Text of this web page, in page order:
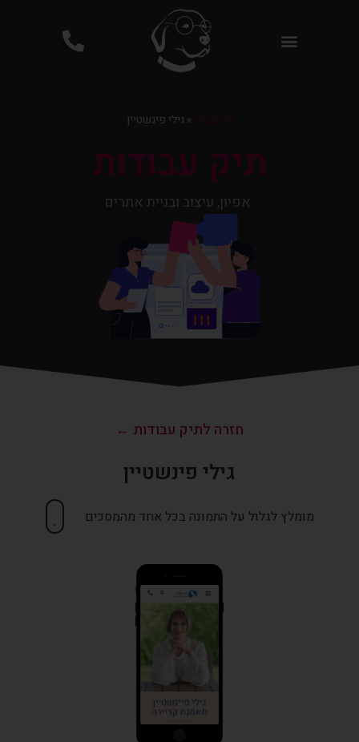
דף הבית» גילי פינשטיין
תיק עבודות
אפיון, עיצוב ובניית אתרים
חזרה לתיק עבודות ←
גילי פינשטיין
מומלץ לגלול על התמונה בכל אחד מהמסכים